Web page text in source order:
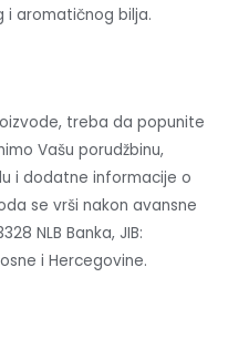
i aromatičnog bilja.
treba da popunite
Vašu porudžbinu,
i dodatne informacije o
se vrši nakon avansne
NLB Banka, JIB:
i Hercegovine.